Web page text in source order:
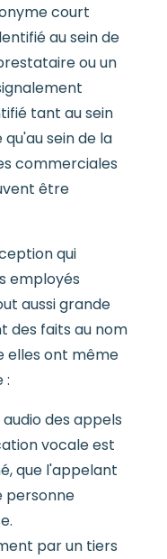
court
au sein de
ou un
tant au sein
sein de la
commerciales
être
qui
employés
aussi grande
des faits au nom
elles ont même
:
des appels
vocale est
que l'appelant
personne
par un tiers